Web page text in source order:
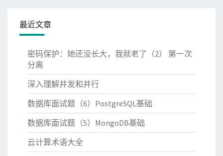
最近文章
密码保护：她还没长大，我就老了（2） 第一次
分离
深入理解并发和并行
数据库面试题（6）PostgreSQL基础
数据库面试题（5）MongoDB基础
云计算术语大全